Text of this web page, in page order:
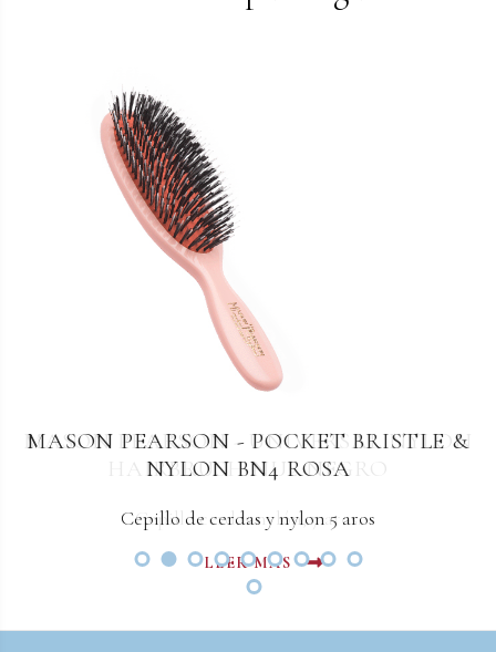
MASON PEARSON - POCKET BRISTLE &
NYLON BN4 ROSA
Cepillo de cerdas y nylon 5 aros
LEER MAS
MASON PEARSON - UNIVERSAL NYLON
HAIRBRUSH NU2 NEGRO
Cepillo cerdas nylón, 7 aros.
LEER MAS